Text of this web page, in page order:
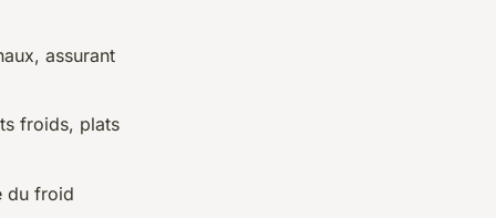
assurant
froids, plats
du froid